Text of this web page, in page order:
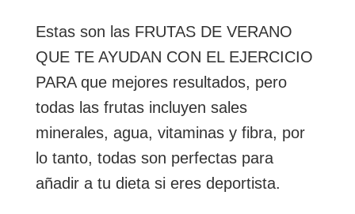
Estas son las FRUTAS DE VERANO
QUE TE AYUDAN CON EL EJERCICIO
PARA que mejores resultados, pero
todas las frutas incluyen sales
minerales, agua, vitaminas y fibra, por
lo tanto, todas son perfectas para
añadir a tu dieta si eres deportista.